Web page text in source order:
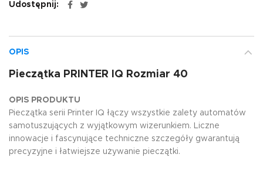
Udostępnij
OPIS
Pieczątka PRINTER IQ Rozmiar 40
OPIS PRODUKTU
Pieczątka serii Printer IQ łączy wszystkie zalety automatów
samotuszujących z wyjątkowym wizerunkiem. Liczne
innowacje i fascynujące techniczne szczegóły gwarantują
precyzyjne i łatwiejsze używanie pieczątki.